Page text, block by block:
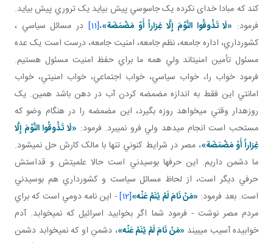
کند که مبادا خدای نکرده يک جاسوسي پيش بيايد يک تروري پيش بيايد.
فرمود: «لَا تَذُوقُوا النَّوْمَ إِلَّا غِرَاراً أَوْ مَضْمَضَة»،[11]
در مسائل سياسي ،
کشورداري، اداره جامعه، نظم جامعه، امنيت جامعه، درست است يک عده
مسئول تأمين امنيت اند ولي همه ما براي حفظ امنيت مسئول هستيم.
فرمود خواب را، خواب سياسي، خواب اجتماعي، خواب امنيتي، خواب
امانتي اين فقط به اندازه مضمضه کردن آب در دهن باشد همين. يک
روزه دار وقتي مي خواهد روزه بگيرد، اين مضمضه را در هنگام وضو که
مستحب است انجام مي دهد ولي فرو نمي برد. فرمود: «لَا تَذُوقُوا النَّوْمَ إِلَّا
غِرَاراً أَوْ مَضْمَضَة»، مصر در شرايط کنوني تنها با مالک کارش حل نمي شود.
ما دشمن داريم. اين حرف ها بوسيدني است حالا علميتش و قداستش
حرفي ديگر است، از لحاظ مسائل سياست و کشورداري هم بوسيدني
است. بعد فرمود: «مَنْ‏ نَامَ‏ لَمْ‏ يُنَمْ‏ عَنْه‏»
[12]
- اين نامه دومي است که براي
مردم مصر نوشت - فرمود شما اگر بخوابيد اسرائيل که نمي خوابد. آدم
خوابيده آسيب مي بيند «مَنْ‏ نَامَ‏ لَمْ‏ يُنَمْ‏ عَنْه‏»، دشمنِ او که نمي خوابد دشمن